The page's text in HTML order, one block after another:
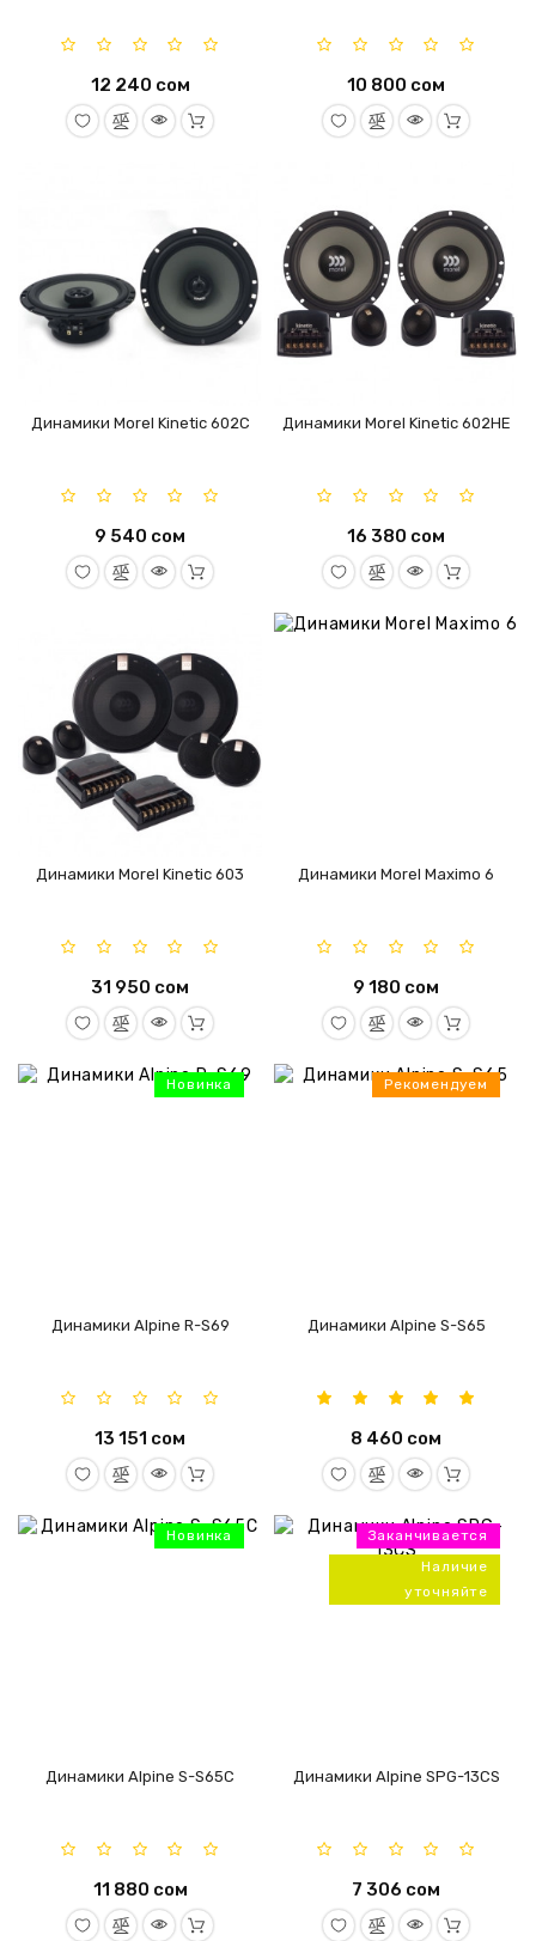
12 240 сом 10 800 сом
Динамики Morel Kinetic 602C
9 540 сом
Динамики Morel Kinetic 602HE
16 380 сом
Динамики Morel Kinetic 603
31 950 сом
Динамики Morel Maximo 6
9 180 сом
Новинка
Динамики Alpine R-S69
13 151 сом
Рекомендуем
Динамики Alpine S-S65
8 460 сом
Новинка
Динамики Alpine S-S65C
11 880 сом
Заканчивается
Наличие
уточняйте
Динамики Alpine SPG-13CS
7 306 сом